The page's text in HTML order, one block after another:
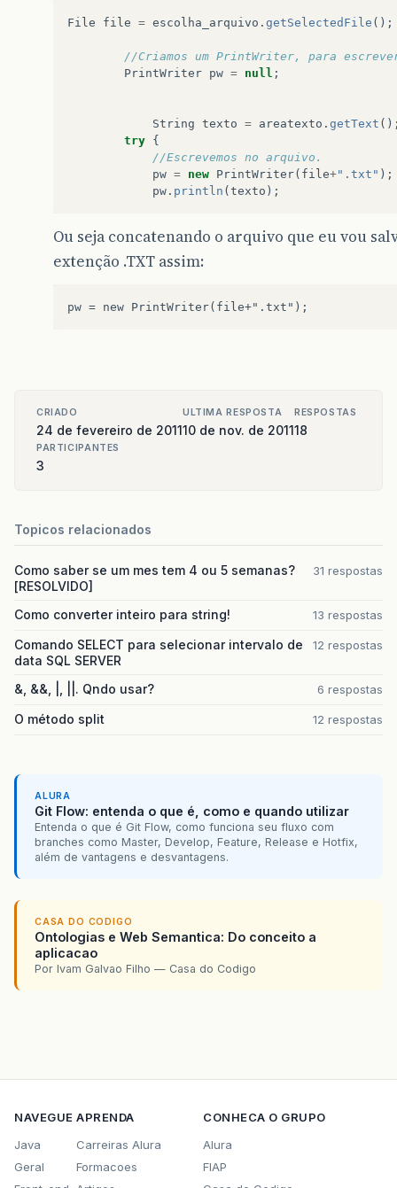
File file = escolha_arquivo . getSelectedFile ();
//Criamos um PrintWriter, para
PrintWriter pw = null ;
String texto = areatexto . getText
try {
//Escrevemos no arquivo.
pw = new PrintWriter( file+".txt" );
pw . println ( texto );
Ou seja concatenando o arquivo que eu vou
extenção .TXT assim:
CRIADO
24 de fevereiro de 2011
ULTIMA RESPOSTA
10 de nov. de 2011
RESPOSTAS
18
PARTICIPANTES
3
Topicos relacionados
Como saber se um mes tem 4 ou 5 semanas?
[RESOLVIDO]
31 respostas
Como converter inteiro para string! 13 respostas
Comando SELECT para selecionar intervalo de
data SQL SERVER
12 respostas
&, &&, |, ||. Qndo usar? 6 respostas
O método split 12 respostas
ALURA
Git Flow: entenda o que é, como e quando utilizar
Entenda o que é Git Flow, como funciona seu fluxo com
branches como Master, Develop, Feature, Release e Hotfix,
além de vantagens e desvantagens.
CASA DO CODIGO
Ontologias e Web Semantica: Do conceito a
aplicacao
Por Ivam Galvao Filho — Casa do Codigo
NAVEGUE
Java
Geral
APRENDA
Carreiras Alura
Formacoes
CONHECA O GRUPO
Alura
FIAP